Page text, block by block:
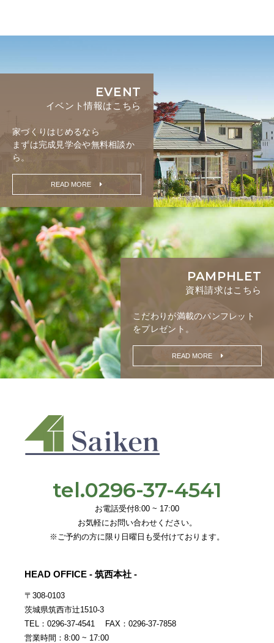
EVENT
イベント情報はこちら
家づくりはじめるなら
まずは完成見学会や無料相談か
ら。
READ MORE
PAMPHLET
資料請求はこちら
こだわりが満載のパンフレット
をプレゼント。
READ MORE
tel.0296-37-4541
お電話受付8:00 ~ 17:00
お気軽にお問い合わせください。
※ご予約の方に限り日曜日も受付けております。
HEAD OFFICE - 筑西本社 -
〒308-0103
茨城県筑西市辻1510-3
TEL：0296-37-4541 FAX：0296-37-7858
営業時間：8:00 ~ 17:00